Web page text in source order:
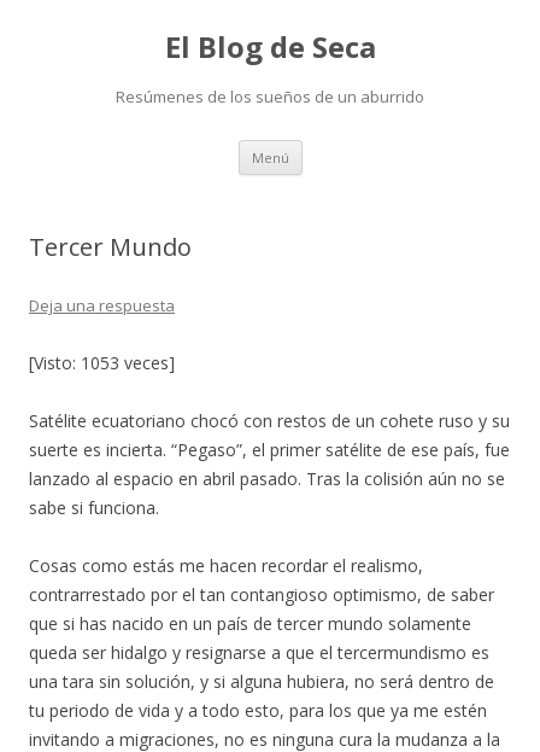
El Blog de Seca
Resúmenes de los sueños de un aburrido
Menú Ir
contenido
Tercer Mundo
Deja una respuesta
[Visto: 1053 veces]
Satélite ecuatoriano chocó con restos de un cohete ruso y su
suerte es incierta. “Pegaso”, el primer satélite de ese país, fue
lanzado al espacio en abril pasado. Tras la colisión aún no se
sabe si funciona.
Cosas como estás me hacen recordar el realismo,
contrarrestado por el tan contangioso optimismo, de saber
que si has nacido en un país de tercer mundo solamente
queda ser hidalgo y resignarse a que el tercermundismo es
una tara sin solución, y si alguna hubiera, no será dentro de
tu periodo de vida y a todo esto, para los que ya me estén
invitando a migraciones, no es ninguna cura la mudanza a la